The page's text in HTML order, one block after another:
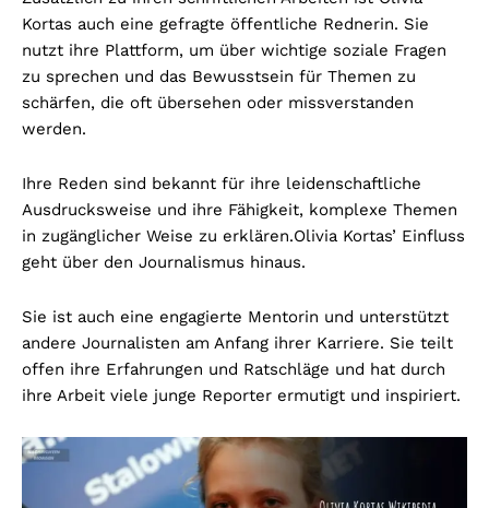
Kortas auch eine gefragte öffentliche Rednerin. Sie
nutzt ihre Plattform, um über wichtige soziale Fragen
zu sprechen und das Bewusstsein für Themen zu
schärfen, die oft übersehen oder missverstanden
werden.
Ihre Reden sind bekannt für ihre leidenschaftliche
Ausdrucksweise und ihre Fähigkeit, komplexe Themen
in zugänglicher Weise zu erklären.Olivia Kortas’ Einfluss
geht über den Journalismus hinaus.
Sie ist auch eine engagierte Mentorin und unterstützt
andere Journalisten am Anfang ihrer Karriere. Sie teilt
offen ihre Erfahrungen und Ratschläge und hat durch
ihre Arbeit viele junge Reporter ermutigt und inspiriert.